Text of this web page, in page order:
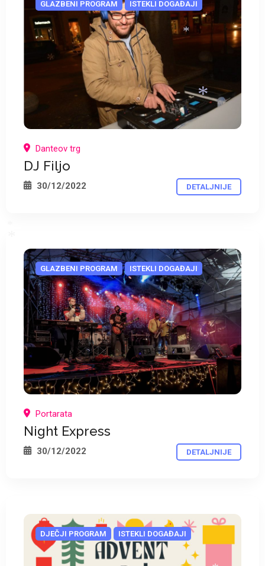
GLAZBENI PROGRAM ISTEKLI DOGAĐAJI
Danteov trg
DJ Filjo
30/12/2022 DETALJNIJE
GLAZBENI PROGRAM ISTEKLI DOGAĐAJI
Portarata
Night Express
30/12/2022 DETALJNIJE
DJEČJI PROGRAM ISTEKLI DOGAĐAJI
*
*